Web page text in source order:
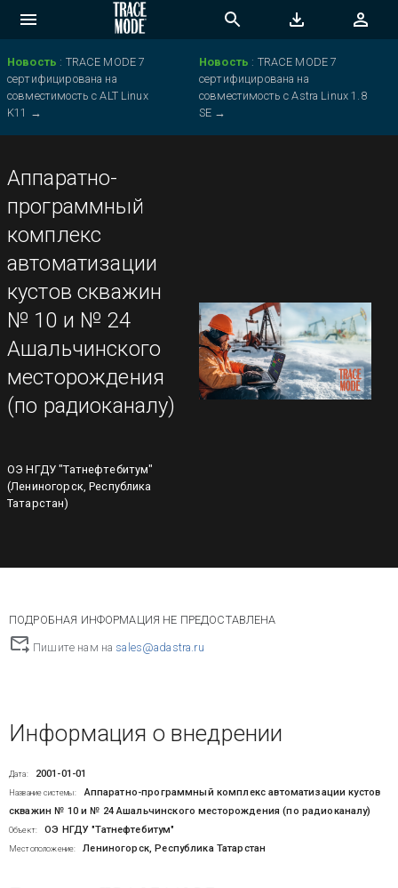
Новость : TRACE MODE 7
сертифицирована на
совместимость с ALT Linux
K11 →
Новость : TRACE MODE 7
сертифицирована на
совместимость с Astra Linux 1.8
SE →
Аппаратно-
программный
комплекс
автоматизации
кустов скважин
№ 10 и № 24
Ашальчинского
месторождения
(по радиоканалу)
ОЭ НГДУ "Татнефтебитум"
(Лениногорск, Республика
Татарстан)
ПОДРОБНАЯ ИНФОРМАЦИЯ НЕ ПРЕДОСТАВЛЕНА
Пишите нам на sales@adastra.ru
Информация о внедрении
Дата: 2001-01-01
Название системы:
Аппаратно-программный комплекс автоматизации кустов
скважин № 10 и № 24 Ашальчинского месторождения (по радиоканалу)
Объект: ОЭ НГДУ "Татнефтебитум"
Местоположение: Лениногорск, Республика Татарстан